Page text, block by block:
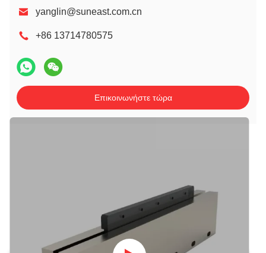
yanglin@suneast.com.cn
+86 13714780575
Επικοινωνήστε τώρα